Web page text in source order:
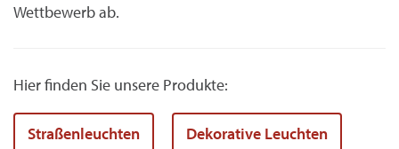
Wettbewerb ab.
Hier finden Sie unsere Produkte:
Straßenleuchten Dekorative Leuchten